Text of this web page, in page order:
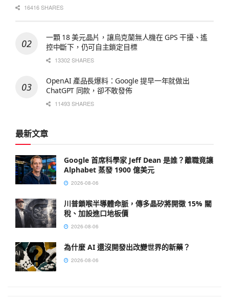
16416 SHARES
一顆 18 美元晶片，讓烏克蘭無人機在 GPS 干擾、遙
控中斷下，仍可自主鎖定目標
13302 SHARES
OpenAI 產品長爆料：Google 提早一年就做出
ChatGPT 同款，卻不敢發佈
11493 SHARES
最新文章
Google 首席科學家 Jeff Dean 是誰？離職竟讓
Alphabet 蒸發 1900 億美元
2026-08-06
川普鎖喉半導體命脈，傳多晶矽將開徵 15% 關
稅、加設進口地板價
2026-08-06
為什麼 AI 還沒開發出改變世界的新藥？
2026-08-06